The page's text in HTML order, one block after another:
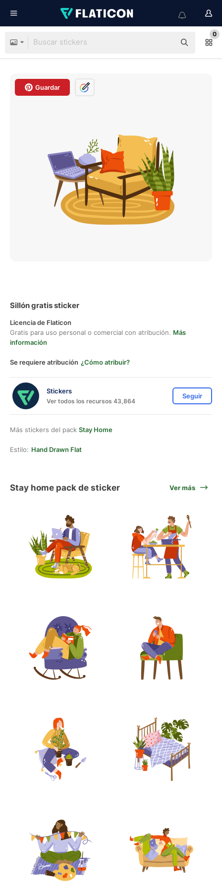
0
Guardar
Sillón gratis sticker
Licencia de Flaticon
Gratis para uso personal o comercial con atribución. Más
información
Se requiere atribución ¿Cómo atribuir?
Stickers
Ver todos los recursos 43,864
Seguir
Más stickers del pack Stay Home
Estilo: Hand Drawn Flat
Stay home pack de sticker Ver más